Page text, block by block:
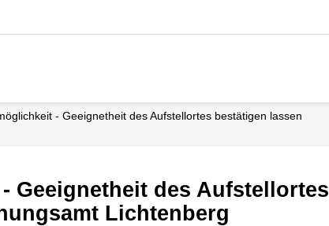
- Geeignetheit des Aufstellortes bestätigen lassen
Geeignetheit des Aufstellortes
Lichtenberg